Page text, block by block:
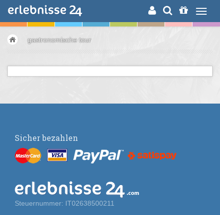
ERLEBNISSUCHE
gastronomische tour
Sicher bezahlen
Steuernummer: IT02638500211